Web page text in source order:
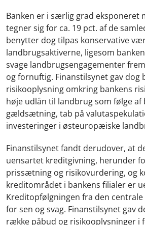
Banken er i særlig grad eksponeret
tegner sig for ca. 19 pct. af de
benytter dog tilpas konservative
landbrugsaktiverne, ligesom
svage landbrugsengagementer
og fornuftig. Finanstilsynet gav dog
risikooplysning omkring bankens
høje udlån til landbrug som følge af
gældsætning, tab på
investeringer i østeuropæiske
Finanstilsynet fandt derudover, at
uensartet kreditgivning, herunder
prissætning og risikovurdering, og
kreditområdet i bankens filialer er
Kreditopfølgningen fra den
for sen og svag. Finanstilsynet gav
række påbud og risikooplysninger i